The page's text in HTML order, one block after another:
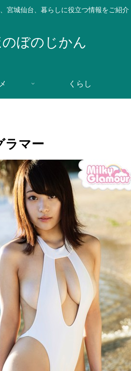
宮城仙台、暮らしに役立つ情報をご紹介
ぼのじかん
くらし
ラマー